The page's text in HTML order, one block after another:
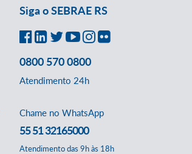
Siga o SEBRAE RS
0800 570 0800
Atendimento 24h
Chame no WhatsApp
55 51 32165000
Atendimento das 9h às 18h